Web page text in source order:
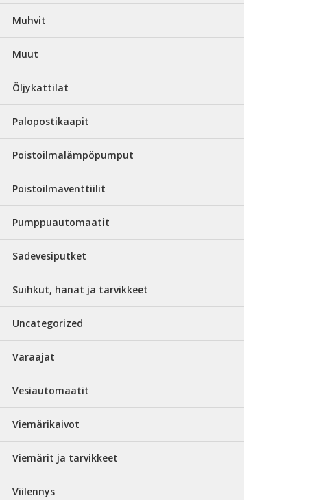
Muhvit
Muut
Öljykattilat
Palopostikaapit
Poistoilmalämpöpumput
Poistoilmaventtiilit
Pumppuautomaatit
Sadevesiputket
Suihkut, hanat ja tarvikkeet
Uncategorized
Varaajat
Vesiautomaatit
Viemärikaivot
Viemärit ja tarvikkeet
Viilennys